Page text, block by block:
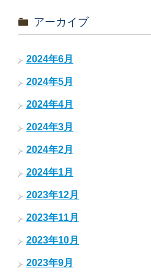
アーカイブ
2024年6月
2024年5月
2024年4月
2024年3月
2024年2月
2024年1月
2023年12月
2023年11月
2023年10月
2023年9月